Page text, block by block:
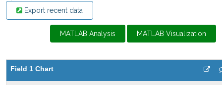
Export recent data
MATLAB Analysis MATLAB Visualization
Field 1 Chart